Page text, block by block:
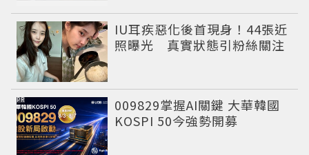
IU耳疾惡化後首現身！44張近
照曝光 真實狀態引粉絲關注
009829掌握AI關鍵 大華韓國
KOSPI 50今強勢開募
PR